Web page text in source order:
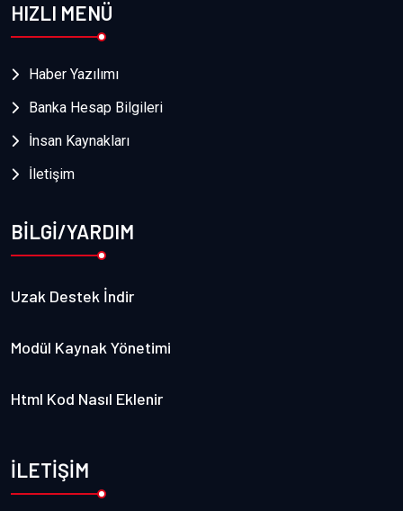
HIZLI MENÜ
Haber Yazılımı
Banka Hesap Bilgileri
İnsan Kaynakları
İletişim
BİLGİ/YARDIM
Uzak Destek İndir
Modül Kaynak Yönetimi
Html Kod Nasıl Eklenir
İLETİŞİM